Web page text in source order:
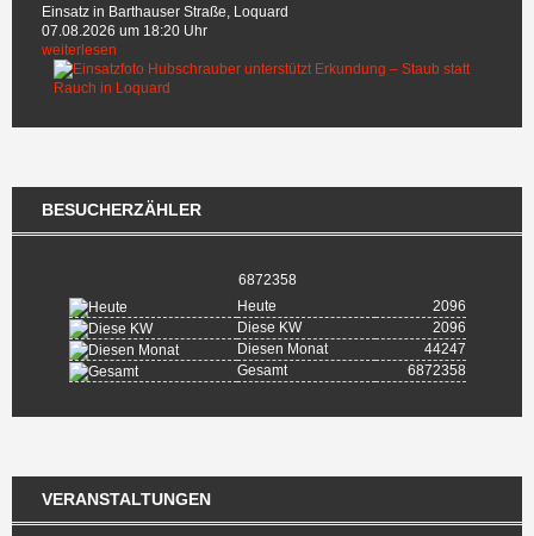
Einsatz in Barthauser Straße, Loquard
07.08.2026 um 18:20 Uhr
weiterlesen
BESUCHERZÄHLER
6872358
Heute
2096
Diese KW
2096
Diesen Monat
44247
Gesamt
6872358
VERANSTALTUNGEN